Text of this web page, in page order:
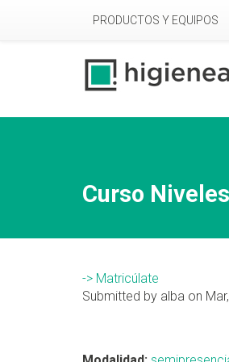
PRODUCTOS Y EQUIPOS
Curso
-> Matricúlate
Submitted by alba on